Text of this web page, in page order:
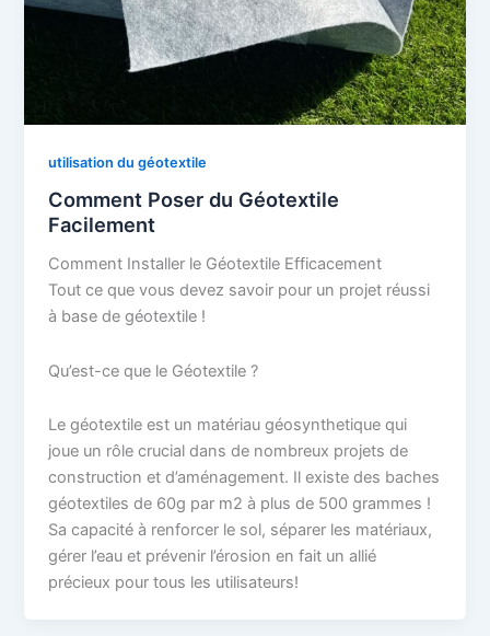
utilisation du géotextile
Comment Poser du Géotextile
Facilement
Comment Installer le Géotextile Efficacement
Tout ce que vous devez savoir pour un projet réussi
à base de géotextile !
Qu’est-ce que le Géotextile ?
Le géotextile est un matériau géosynthetique qui
joue un rôle crucial dans de nombreux projets de
construction et d’aménagement. Il existe des baches
géotextiles de 60g par m2 à plus de 500 grammes !
Sa capacité à renforcer le sol, séparer les matériaux,
gérer l’eau et prévenir l’érosion en fait un allié
précieux pour tous les utilisateurs!